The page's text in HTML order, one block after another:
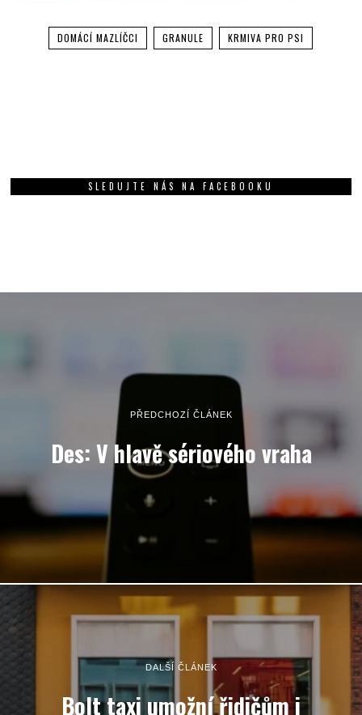
DOMÁCÍ MAZLÍČCI GRANULE KRMIVA PRO PSI
SLEDUJTE NÁS NA FACEBOOKU
PŘEDCHOZÍ ČLÁNEK
Des: V hlavě sériového vraha
DALŠÍ ČLÁNEK
Bolt taxi umožní řidičům i